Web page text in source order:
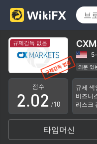
규제감독 없음
의문 있
잠재적
점수
0
1
2
3
.0
1
0
1
2
3
/10
규제 색
비즈니
리스크
타임머신